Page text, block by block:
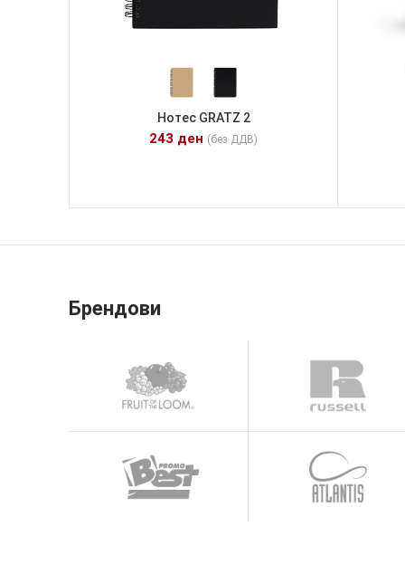
Нотес GRATZ 2
243 ден (без ДДВ)
Брендови